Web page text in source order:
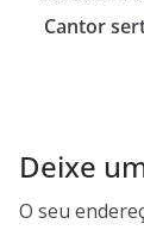
Cantor
Deixe
O seu